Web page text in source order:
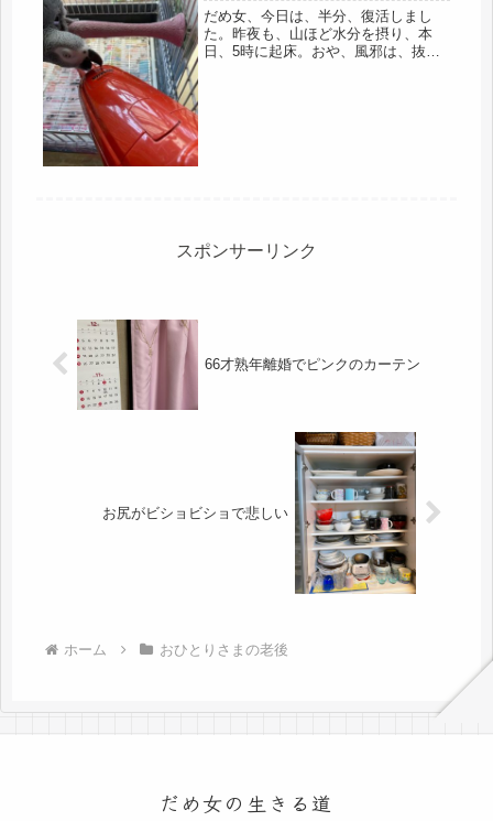
だめ女、今日は、半分、復活しまし
た。昨夜も、山ほど水分を摂り、本
日、5時に起床。おや、風邪は、抜け
スポンサーリンク
66才熟年離婚でピンクのカーテン
お尻がビショビショで悲しい
ホーム おひとりさまの老後
だめ女の生きる道